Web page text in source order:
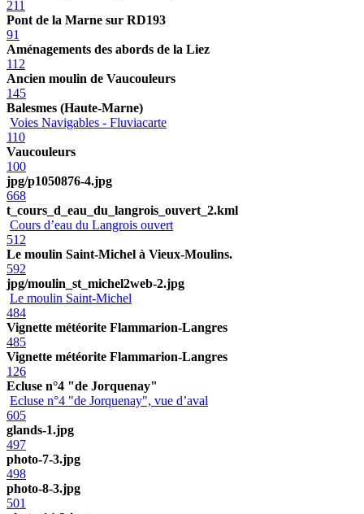
211
Pont de la Marne sur RD193
91
Aménagements des abords de la Liez
112
Ancien moulin de Vaucouleurs
145
Balesmes (Haute-Marne)
Voies Navigables - Fluviacarte
110
Vaucouleurs
100
jpg/p1050876-4.jpg
668
t_cours_d_eau_du_langrois_ouvert_2.kml
Cours d’eau du Langrois ouvert
512
Le moulin Saint-Michel à Vieux-Moulins.
592
jpg/moulin_st_michel2web-2.jpg
Le moulin Saint-Michel
484
Vignette météorite Flammarion-Langres
485
Vignette météorite Flammarion-Langres
126
Ecluse n°4 "de Jorquenay"
Ecluse n°4 "de Jorquenay", vue d’aval
605
glands-1.jpg
497
photo-7-3.jpg
498
photo-8-3.jpg
501